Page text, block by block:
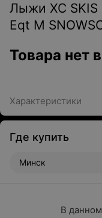
Лыжи XC SKIS
Eqt M
Товара нет
Характеристики
Где купить
Минск
В